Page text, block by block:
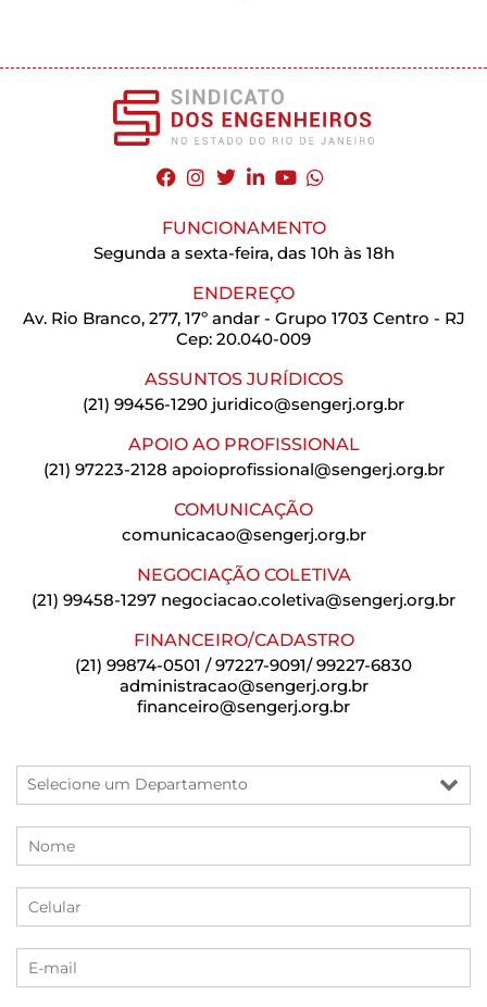
FUNCIONAMENTO
Segunda a sexta-feira, das 10h às 18h
ENDEREÇO
Av. Rio Branco, 277, 17º andar - Grupo 1703 Centro - RJ
Cep: 20.040-009
ASSUNTOS JURÍDICOS
(21) 99456-1290 juridico@sengerj.org.br
APOIO AO PROFISSIONAL
(21) 97223-2128 apoioprofissional@sengerj.org.br
COMUNICAÇÃO
comunicacao@sengerj.org.br
NEGOCIAÇÃO COLETIVA
(21) 99458-1297 negociacao.coletiva@sengerj.org.br
FINANCEIRO/CADASTRO
(21) 99874-0501 / 97227-9091/ 99227-6830
administracao@sengerj.org.br
financeiro@sengerj.org.br